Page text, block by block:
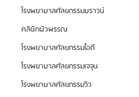
โรงพยาบาลศัลยกรรมบราวน์
คลินิกผิวพรรณ
โรงพยาบาลศัลยกรรมไอดี
โรงพยาบาลศัลยกรรมเจจุน
โรงพยาบาลศัลยกรรมวิว